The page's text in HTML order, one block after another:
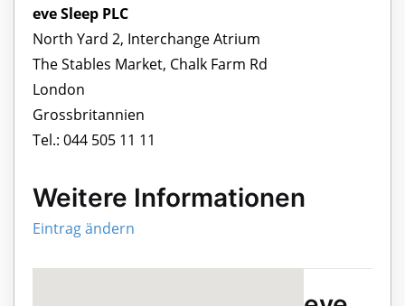
eve Sleep PLC
North Yard 2, Interchange Atrium
The Stables Market, Chalk Farm Rd
London
Grossbritannien
Tel.: 044 505 11 11
Weitere Informationen
Eintrag ändern